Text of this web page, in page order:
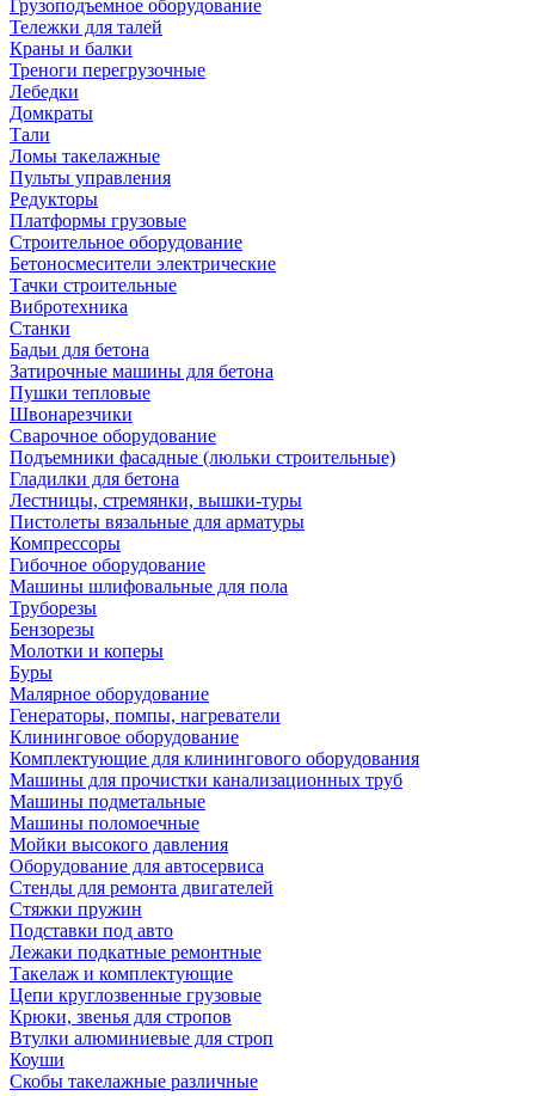
Грузоподъемное оборудование
Тележки для талей
Краны и балки
Треноги перегрузочные
Лебедки
Домкраты
Тали
Ломы такелажные
Пульты управления
Редукторы
Платформы грузовые
Строительное оборудование
Бетоносмесители электрические
Тачки строительные
Вибротехника
Станки
Бадьи для бетона
Затирочные машины для бетона
Пушки тепловые
Швонарезчики
Сварочное оборудование
Подъемники фасадные (люльки строительные)
Гладилки для бетона
Лестницы, стремянки, вышки-туры
Пистолеты вязальные для арматуры
Компрессоры
Гибочное оборудование
Машины шлифовальные для пола
Труборезы
Бензорезы
Молотки и коперы
Буры
Малярное оборудование
Генераторы, помпы, нагреватели
Клининговое оборудование
Комплектующие для клинингового оборудования
Машины для прочистки канализационных труб
Машины подметальные
Машины поломоечные
Мойки высокого давления
Оборудование для автосервиса
Стенды для ремонта двигателей
Стяжки пружин
Подставки под авто
Лежаки подкатные ремонтные
Такелаж и комплектующие
Цепи круглозвенные грузовые
Крюки, звенья для стропов
Втулки алюминиевые для строп
Коуши
Скобы такелажные различные